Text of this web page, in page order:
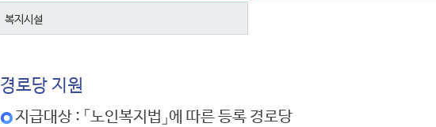
복지시설
경로당 지원
지급대상 : 「노인복지법」에 따른 등록 경로당